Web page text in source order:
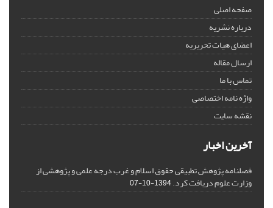
صفحه اصلی
درباره نشریه
اعضای هیات تحریریه
ارسال مقاله
تماس با ما
واژه نامه اختصاصی
نقشه سایت
آخرین اخبار
فصلنامه پژوهش تطبیقی حقوق اسلام و غرب درجه علمی و پژوهشی از
وزارت علوم دریافت کرد.1394-10-07